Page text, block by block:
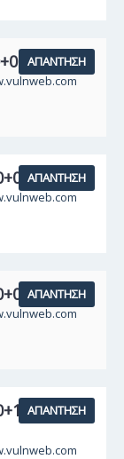
ΑΠΆΝΤΗΣΗ
--:
ΑΠΆΝΤΗΣΗ
--:
ΑΠΆΝΤΗΣΗ
or
ΑΠΆΝΤΗΣΗ